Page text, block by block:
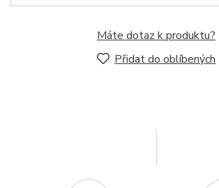
Máte dotaz k produktu?
Přidat do oblíbených